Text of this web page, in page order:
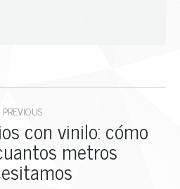
PREVIOUS
Previous
post:
con vinilo: cómo
metros